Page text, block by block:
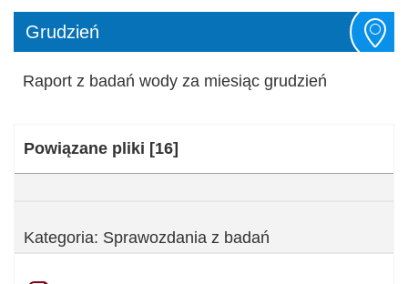
Grudzień
Raport z badań wody za miesiąc grudzień
Kategoria:
Powiązane pliki [16]
Kategoria: Sprawozdania z badań